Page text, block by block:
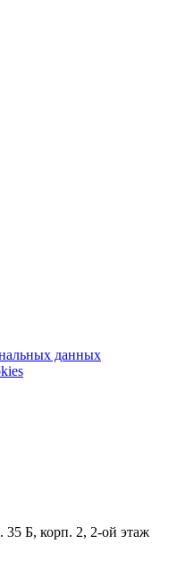
данных
35 Б, корп. 2, 2-ой этаж